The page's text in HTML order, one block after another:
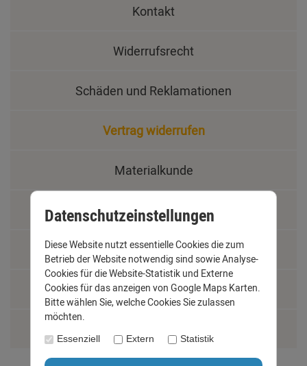
Kontakt
Widerrufsrecht
Schäden und Reklamationen
Vertrag widerrufen
Materialkunde
Fachbegriffe
Jobs
Montage und Installationshilfen
Datenschutzeinstellungen
Diese Website nutzt essentielle Cookies die zum
Betrieb der Website notwendig sind sowie Analyse-
Cookies für die Website-Statistik und Externe
Cookies für das anzeigen von Google Maps Karten.
Bitte wählen Sie, welche Cookies Sie zulassen
möchten.
Essenziell Extern Statistik